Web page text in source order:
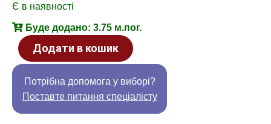
Є в наявності
Буде додано: 3.75 м.пог.
Додати в кошик
Потрібна допомога у виборі?
Поставте питання спеціалісту